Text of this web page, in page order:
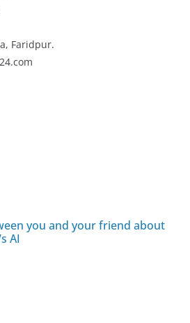
Faridpur.
you and your friend about
AI